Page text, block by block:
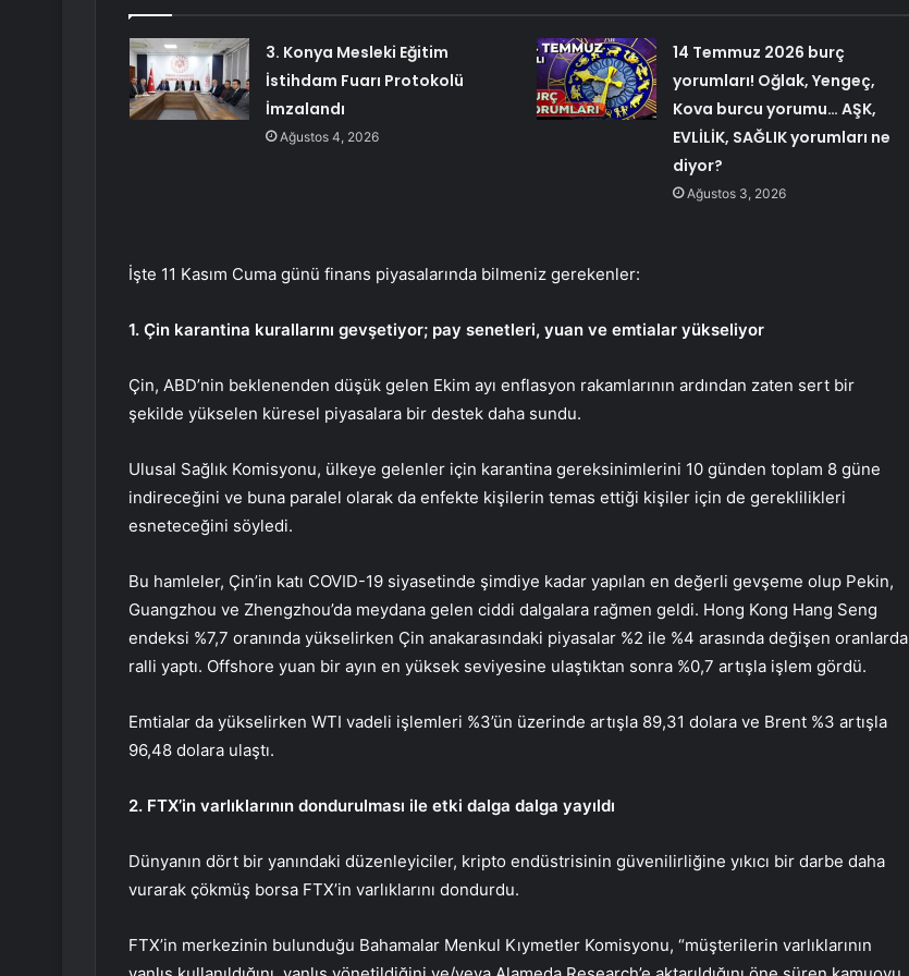
3. Konya Mesleki Eğitim
İstihdam Fuarı Protokolü
İmzalandı
Ağustos 4, 2026
14 Temmuz 2026 burç
yorumları! Oğlak, Yengeç,
Kova burcu yorumu… AŞK,
EVLİLİK, SAĞLIK yorumları ne
diyor?
Ağustos 3, 2026
İşte 11 Kasım Cuma günü finans piyasalarında bilmeniz gerekenler:
1. Çin karantina kurallarını gevşetiyor; pay senetleri, yuan ve emtialar yükseliyor
Çin, ABD’nin beklenenden düşük gelen Ekim ayı enflasyon rakamlarının ardından zaten sert bir
şekilde yükselen küresel piyasalara bir destek daha sundu.
Ulusal Sağlık Komisyonu, ülkeye gelenler için karantina gereksinimlerini 10 günden toplam 8 güne
indireceğini ve buna paralel olarak da enfekte kişilerin temas ettiği kişiler için de gereklilikleri
esneteceğini söyledi.
Bu hamleler, Çin’in katı COVID-19 siyasetinde şimdiye kadar yapılan en değerli gevşeme olup Pekin,
Guangzhou ve Zhengzhou’da meydana gelen ciddi dalgalara rağmen geldi. Hong Kong Hang Seng
endeksi %7,7 oranında yükselirken Çin anakarasındaki piyasalar %2 ile %4 arasında değişen oranlarda
ralli yaptı. Offshore yuan bir ayın en yüksek seviyesine ulaştıktan sonra %0,7 artışla işlem gördü.
Emtialar da yükselirken WTI vadeli işlemleri %3’ün üzerinde artışla 89,31 dolara ve Brent %3 artışla
96,48 dolara ulaştı.
2. FTX’in varlıklarının dondurulması ile etki dalga dalga yayıldı
Dünyanın dört bir yanındaki düzenleyiciler, kripto endüstrisinin güvenilirliğine yıkıcı bir darbe daha
vurarak çökmüş borsa FTX’in varlıklarını dondurdu.
FTX’in merkezinin bulunduğu Bahamalar Menkul Kıymetler Komisyonu, “müşterilerin varlıklarının